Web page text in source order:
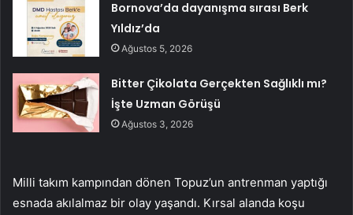
Bornova’da dayanışma sırası Berk
Yıldız’da
Ağustos 5, 2026
Bitter Çikolata Gerçekten Sağlıklı mı?
İşte Uzman Görüşü
Ağustos 3, 2026
Milli takım kampından dönen Topuz’un antrenman yaptığı
esnada akılalmaz bir olay yaşandı. Kırsal alanda koşu